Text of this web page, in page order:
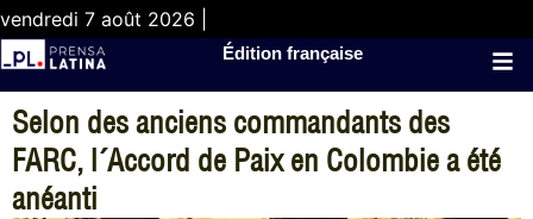
vendredi 7 août 2026 |
Édition française
Selon des anciens commandants des
FARC, l´Accord de Paix en Colombie a été
anéanti